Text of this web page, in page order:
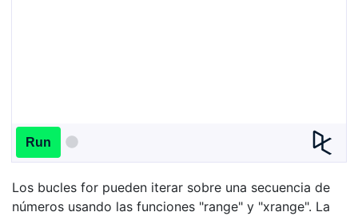
Run
Los bucles for pueden iterar sobre una secuencia de
números usando las funciones "range" y "xrange". La